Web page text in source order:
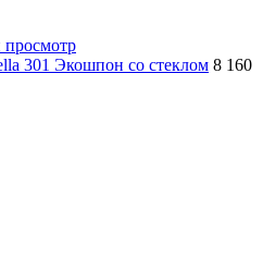
301 Экошпон со стеклом 8 160